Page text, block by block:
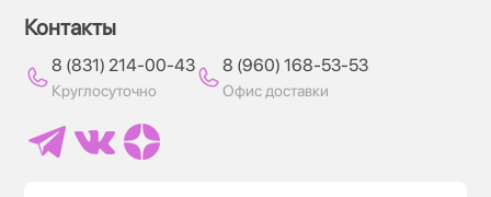
Контакты
8 (831) 214-00-43
Круглосуточно
8 (960) 168-53-53
Офис доставки